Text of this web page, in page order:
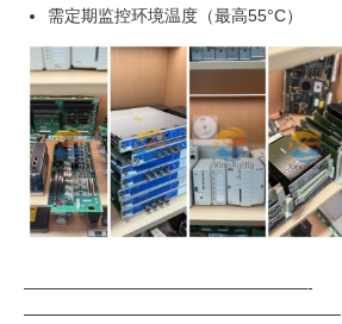
需定期监控环境温度（最高55°C）
—————————————————-
———————————————————